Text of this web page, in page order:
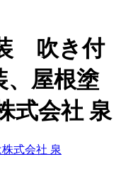
吹き付
、屋根塗
式会社 泉